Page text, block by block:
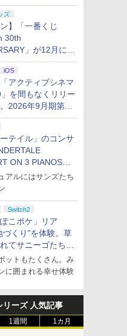
ズ
ン】「一番くじ
30th
」が12月に再
ピカチュウたちの
が当たる
iOS
アクティブシネマ
を間もなくリリー
2026年9月期第3
にて
ーテイル」のコンサ
ON 3 PIANOS」
情報が公開
アルにはサンズたち
Switch2
こポケ」リア
づくり”を体験。草
てサニーゴたちが
ットもたくさん。み
に囲まれる幸せ体験
ーズ 人気記事
1週間 1カ月
インディ・ジョーンズ/
大いなる円環 Switch2
ソフト【ネコポス便】
￥7,913
新品】
トラク
ーター
ション
サドン ストライク 5 デ
ラックスエディション
【PS5】 ELJM-30848
￥6,790
ションパス（ダウンロード版）※3,200ポ
限定配
ブック
+先着特
滅の
産限定
(かるた
【楽天ブックス限定配
送パック】【楽天ブッ
クス限定グッズ+楽天ブ
ックス限定先着特典
第三章 蛇神【Blu-
ray】(2Lキャラファイ
の剣、十翼より来た
しイラストボード) [ 神
￥11,880